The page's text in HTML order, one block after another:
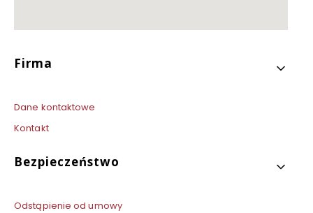
Linki w stopce
Firma
Dane kontaktowe
Kontakt
Bezpieczeństwo
Odstąpienie od umowy